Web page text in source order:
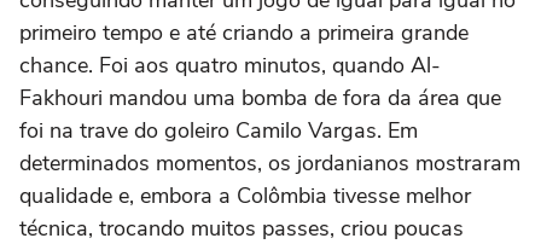
primeiro tempo e até criando a primeira grande
chance. Foi aos quatro minutos, quando Al-
Fakhouri mandou uma bomba de fora da área que
foi na trave do goleiro Camilo Vargas. Em
determinados momentos, os jordanianos mostraram
qualidade e, embora a Colômbia tivesse melhor
técnica, trocando muitos passes, criou poucas